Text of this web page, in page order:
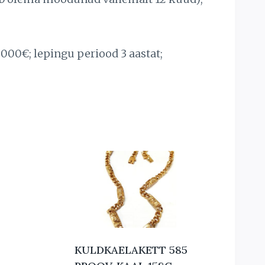
lepingu periood 3 aastat;
KULDKAELAKETT 585